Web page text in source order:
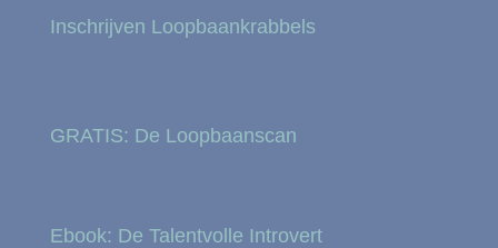
Inschrijven Loopbaankrabbels
GRATIS: De Loopbaanscan
Ebook: De Talentvolle Introvert